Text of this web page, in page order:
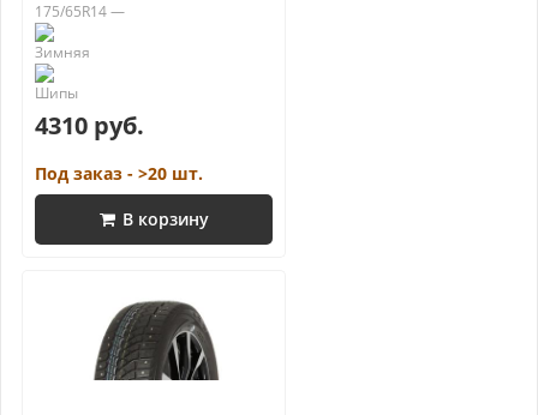
175/65R14 —
4310 руб.
Под заказ - >20 шт.
В корзину